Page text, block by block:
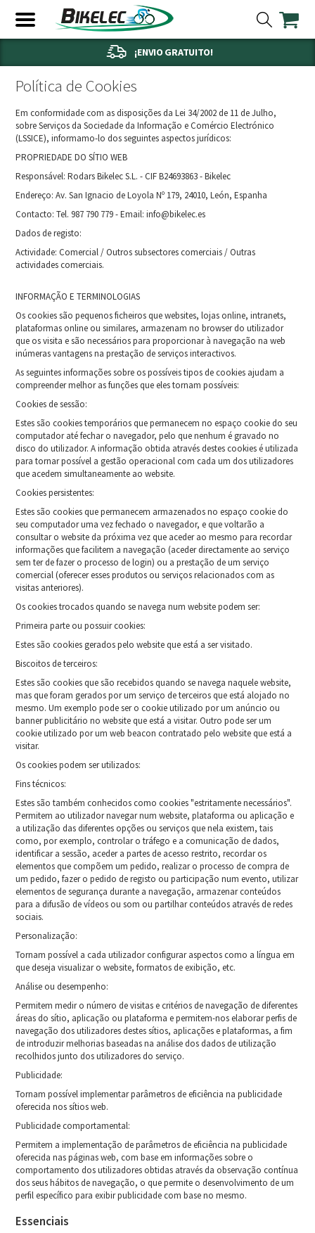
¡ENVIO GRATUITO!
Política de Cookies
Em conformidade com as disposições da Lei 34/2002 de 11 de Julho,
sobre Serviços da Sociedade da Informação e Comércio Electrónico
(LSSICE), informamo-lo dos seguintes aspectos jurídicos:
PROPRIEDADE DO SÍTIO WEB
Responsável: Rodars Bikelec S.L. - CIF B24693863 - Bikelec
Endereço: Av. San Ignacio de Loyola Nº 179, 24010, León, Espanha
Contacto: Tel. 987 790 779 - Email: info@bikelec.es
Dados de registo:
Actividade: Comercial / Outros subsectores comerciais / Outras
actividades comerciais.
INFORMAÇÃO E TERMINOLOGIAS
Os cookies são pequenos ficheiros que websites, lojas online, intranets,
plataformas online ou similares, armazenam no browser do utilizador
que os visita e são necessários para proporcionar à navegação na web
inúmeras vantagens na prestação de serviços interactivos.
As seguintes informações sobre os possíveis tipos de cookies ajudam a
compreender melhor as funções que eles tornam possíveis:
Cookies de sessão:
Estes são cookies temporários que permanecem no espaço cookie do seu
computador até fechar o navegador, pelo que nenhum é gravado no
disco do utilizador. A informação obtida através destes cookies é utilizada
para tornar possível a gestão operacional com cada um dos utilizadores
que acedem simultaneamente ao website.
Cookies persistentes:
Estes são cookies que permanecem armazenados no espaço cookie do
seu computador uma vez fechado o navegador, e que voltarão a
consultar o website da próxima vez que aceder ao mesmo para recordar
informações que facilitem a navegação (aceder directamente ao serviço
sem ter de fazer o processo de login) ou a prestação de um serviço
comercial (oferecer esses produtos ou serviços relacionados com as
visitas anteriores).
Os cookies trocados quando se navega num website podem ser:
Primeira parte ou possuir cookies:
Estes são cookies gerados pelo website que está a ser visitado.
Biscoitos de terceiros:
Estes são cookies que são recebidos quando se navega naquele website,
mas que foram gerados por um serviço de terceiros que está alojado no
mesmo. Um exemplo pode ser o cookie utilizado por um anúncio ou
banner publicitário no website que está a visitar. Outro pode ser um
cookie utilizado por um web beacon contratado pelo website que está a
visitar.
Os cookies podem ser utilizados:
Fins técnicos:
Estes são também conhecidos como cookies "estritamente necessários".
Permitem ao utilizador navegar num website, plataforma ou aplicação e
a utilização das diferentes opções ou serviços que nela existem, tais
como, por exemplo, controlar o tráfego e a comunicação de dados,
identificar a sessão, aceder a partes de acesso restrito, recordar os
elementos que compõem um pedido, realizar o processo de compra de
um pedido, fazer o pedido de registo ou participação num evento, utilizar
elementos de segurança durante a navegação, armazenar conteúdos
para a difusão de vídeos ou som ou partilhar conteúdos através de redes
sociais.
Personalização:
Tornam possível a cada utilizador configurar aspectos como a língua em
que deseja visualizar o website, formatos de exibição, etc.
Análise ou desempenho:
Permitem medir o número de visitas e critérios de navegação de diferentes
áreas do sítio, aplicação ou plataforma e permitem-nos elaborar perfis de
navegação dos utilizadores destes sítios, aplicações e plataformas, a fim
de introduzir melhorias baseadas na análise dos dados de utilização
recolhidos junto dos utilizadores do serviço.
Publicidade:
Tornam possível implementar parâmetros de eficiência na publicidade
oferecida nos sítios web.
Publicidade comportamental:
Permitem a implementação de parâmetros de eficiência na publicidade
oferecida nas páginas web, com base em informações sobre o
comportamento dos utilizadores obtidas através da observação contínua
dos seus hábitos de navegação, o que permite o desenvolvimento de um
perfil específico para exibir publicidade com base no mesmo.
Essenciais